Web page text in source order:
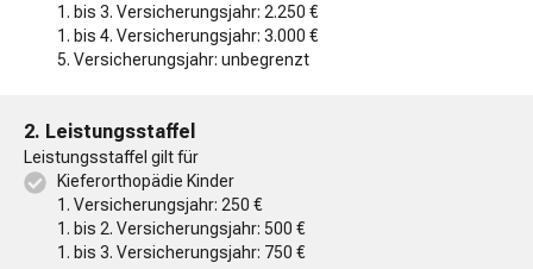
1. bis 3. Versicherungsjahr: 2.250 €
1. bis 4. Versicherungsjahr: 3.000 €
5. Versicherungsjahr: unbegrenzt
2. Leistungsstaffel
Leistungsstaffel gilt für
Kieferorthopädie Kinder
1. Versicherungsjahr: 250 €
1. bis 2. Versicherungsjahr: 500 €
1. bis 3. Versicherungsjahr: 750 €